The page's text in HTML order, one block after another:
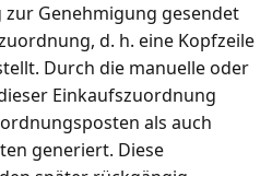
Genehmigung gesendet
d. h. eine Kopfzeile
Durch die manuelle oder
Einkaufszuordnung
als auch
generiert. Diese